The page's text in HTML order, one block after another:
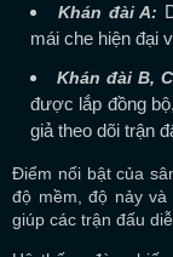
Khán đài A:
mái che hiện đại
Khán đài B,
được lắp đồng
giả theo dõi trận
Điểm nổi bật của
độ mềm, độ nảy
giúp các trận đấu